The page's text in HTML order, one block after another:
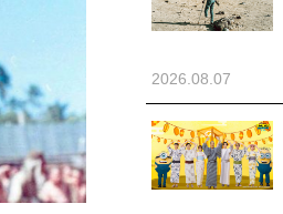
2026.08.07